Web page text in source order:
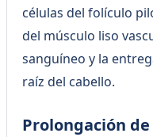
células del folículo
del músculo liso
sanguíneo y la
raíz del cabello.
Prolongación